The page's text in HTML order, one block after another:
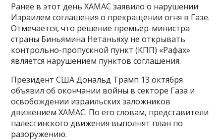
Ранее в этот день ХАМАС заявило о нарушении
Израилем соглашения о прекращении огня в Газе.
Отмечается, что решение премьер-министра
страны Биньямина Нетаньяху не открывать
контрольно-пропускной пункт (КПП) «Рафах»
является нарушением пунктов соглашения.
Президент США Дональд Трамп 13 октября
объявил об окончании войны в секторе Газа и
освобождении израильских заложников
движением ХАМАС. По его словам, представители
палестинского движения выполнят план по
разоружению.